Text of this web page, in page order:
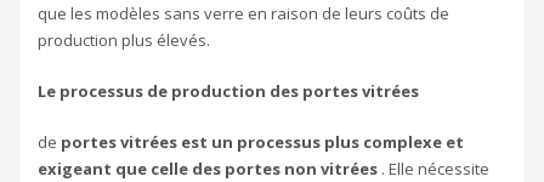
que les modèles sans verre en raison de leurs coûts de
production plus élevés.
Le processus de production des portes vitrées
de portes vitrées est un processus plus complexe et
exigeant que celle des portes non vitrées . Elle nécessite